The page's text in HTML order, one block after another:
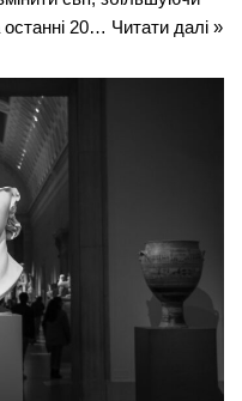
останні 20… Читати далі »